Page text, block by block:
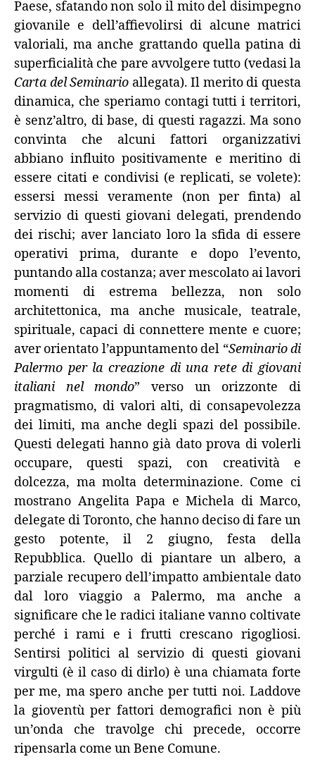
Paese, sfatando non solo il mito del disimpegno
giovanile e dell’affievolirsi di alcune matrici
valoriali, ma anche grattando quella patina di
superficialità che pare avvolgere tutto (vedasi la
Carta del Seminario allegata). Il merito di questa
dinamica, che speriamo contagi tutti i territori,
è senz’altro, di base, di questi ragazzi. Ma sono
convinta che alcuni fattori organizzativi
abbiano influito positivamente e meritino di
essere citati e condivisi (e replicati, se volete):
essersi messi veramente (non per finta) al
servizio di questi giovani delegati, prendendo
dei rischi; aver lanciato loro la sfida di essere
operativi prima, durante e dopo l’evento,
puntando alla costanza; aver mescolato ai lavori
momenti di estrema bellezza, non solo
architettonica, ma anche musicale, teatrale,
spirituale, capaci di connettere mente e cuore;
aver orientato l’appuntamento del “Seminario di
Palermo per la creazione di una rete di giovani
italiani nel mondo” verso un orizzonte di
pragmatismo, di valori alti, di consapevolezza
dei limiti, ma anche degli spazi del possibile.
Questi delegati hanno già dato prova di volerli
occupare, questi spazi, con creatività e
dolcezza, ma molta determinazione. Come ci
mostrano Angelita Papa e Michela di Marco,
delegate di Toronto, che hanno deciso di fare un
gesto potente, il 2 giugno, festa della
Repubblica. Quello di piantare un albero, a
parziale recupero dell’impatto ambientale dato
dal loro viaggio a Palermo, ma anche a
significare che le radici italiane vanno coltivate
perché i rami e i frutti crescano rigogliosi.
Sentirsi politici al servizio di questi giovani
virgulti (è il caso di dirlo) è una chiamata forte
per me, ma spero anche per tutti noi. Laddove
la gioventù per fattori demografici non è più
un’onda che travolge chi precede, occorre
ripensarla come un Bene Comune.